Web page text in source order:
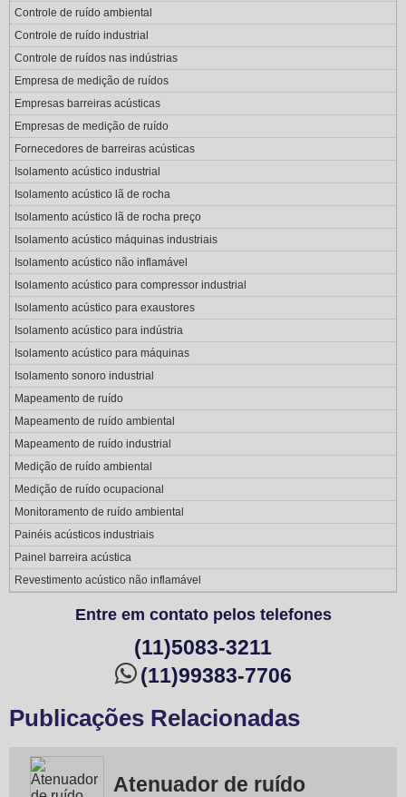
Controle de ruído ambiental
Controle de ruído industrial
Controle de ruídos nas indústrias
Empresa de medição de ruídos
Empresas barreiras acústicas
Empresas de medição de ruído
Fornecedores de barreiras acústicas
Isolamento acústico industrial
Isolamento acústico lã de rocha
Isolamento acústico lã de rocha preço
Isolamento acústico máquinas industriais
Isolamento acústico não inflamável
Isolamento acústico para compressor industrial
Isolamento acústico para exaustores
Isolamento acústico para indústria
Isolamento acústico para máquinas
Isolamento sonoro industrial
Mapeamento de ruído
Mapeamento de ruído ambiental
Mapeamento de ruído industrial
Medição de ruído ambiental
Medição de ruído ocupacional
Monitoramento de ruído ambiental
Painéis acústicos industriais
Painel barreira acústica
Revestimento acústico não inflamável
Entre em contato pelos telefones
(11)5083-3211
(11)99383-7706
Publicações Relacionadas
Atenuador de ruído